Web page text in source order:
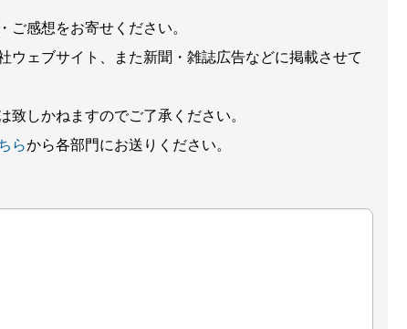
ご感想をお寄せください。
ウェブサイト、また新聞・雑誌広告などに掲載させて
しかねますのでご了承ください。
らから各部門にお送りください。